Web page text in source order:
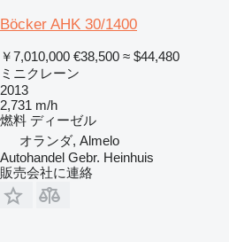
Böcker AHK 30/1400
￥7,010,000 €38,500 ≈ $44,480
ミニクレーン
2013
2,731 m/h
燃料 ディーゼル
オランダ, Almelo
Autohandel Gebr. Heinhuis
販売会社に連絡